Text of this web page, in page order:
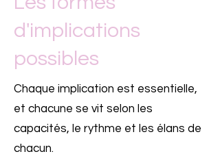
d'implications
possibles
Chaque implication est essentielle,
et chacune se vit selon les
capacités, le rythme et les élans de
chacun.